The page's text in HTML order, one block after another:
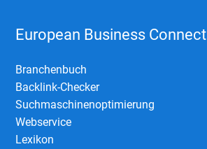
European Business Connect
Branchenbuch
Backlink-Checker
Suchmaschinenoptimierung
Webservice
Lexikon